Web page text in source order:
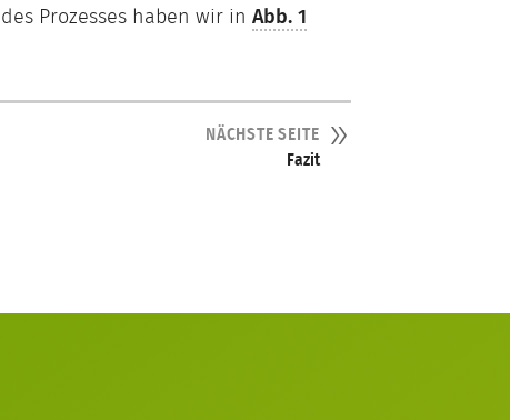
Prozesses haben wir in Abb. 1
NÄCHSTE SEITE
Fazit